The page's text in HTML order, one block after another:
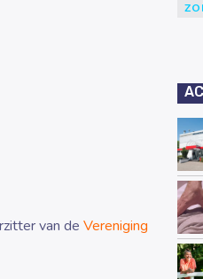
van de Vereniging